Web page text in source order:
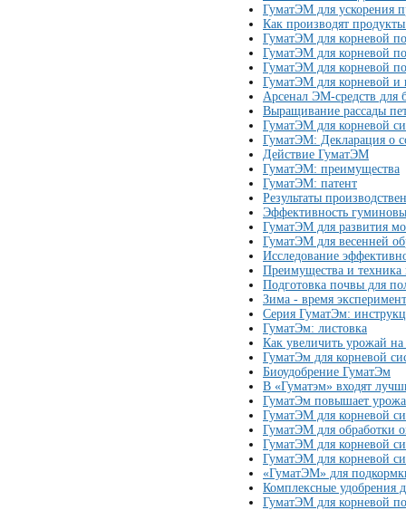
ГуматЭМ для ускорения
Как производят
ГуматЭМ для корневой
ГуматЭМ для корневой
ГуматЭМ для корневой
ГуматЭМ для корневой и
Арсенал ЭМ-средств для
Выращивание рассады
ГуматЭМ для корневой
ГуматЭМ: Декларация о
Действие ГуматЭМ
ГуматЭМ: преимущества
ГуматЭМ: патент
Результаты
Эффективность
ГуматЭМ для развития
ГуматЭМ для весенней
Исследование
Преимущества и
Подготовка почвы для
Зима - время
Серия ГуматЭм:
ГуматЭм: листовка
Как увеличить урожай на
ГуматЭм для корневой
Биоудобрение ГуматЭм
В «Гуматэм» входят
ГуматЭм повышает
ГуматЭМ для корневой
ГуматЭМ для обработки
ГуматЭМ для корневой
ГуматЭМ для корневой
«ГуматЭМ» для
Комплексные
ГуматЭМ для корневой